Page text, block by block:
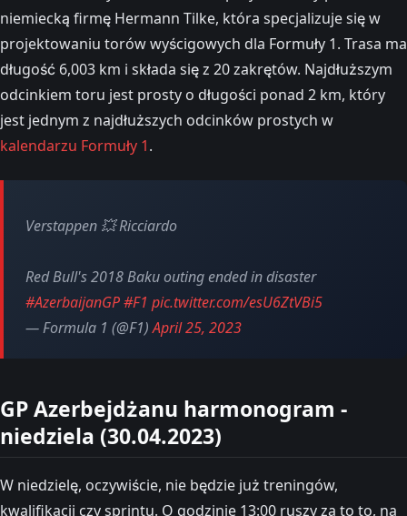
niemiecką firmę Hermann Tilke, która specjalizuje się w
projektowaniu torów wyścigowych dla Formuły 1. Trasa ma
długość 6,003 km i składa się z 20 zakrętów. Najdłuższym
odcinkiem toru jest prosty o długości ponad 2 km, który
jest jednym z najdłuższych odcinków prostych w
kalendarzu Formuły 1.
Verstappen 💥 Ricciardo
Red Bull's 2018 Baku outing ended in disaster
#AzerbaijanGP#F1 pic.twitter.com/esU6ZtVBi5
— Formula 1 (@F1)April 25, 2023
GP Azerbejdżanu harmonogram -
niedziela (30.04.2023)
W niedzielę, oczywiście, nie będzie już treningów,
kwalifikacji czy sprintu. O godzinie 13:00 ruszy za to to, na